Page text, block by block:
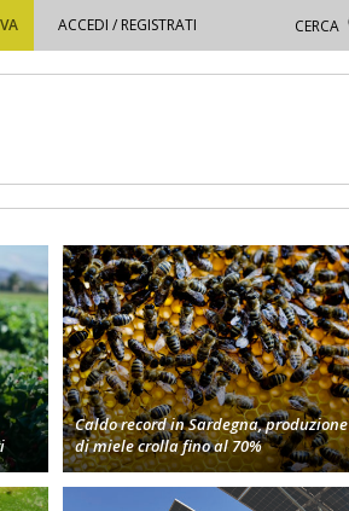
ACCEDI / REGISTRATI
Caldo record in Sardegna, produzione
di miele crolla fino al 70%